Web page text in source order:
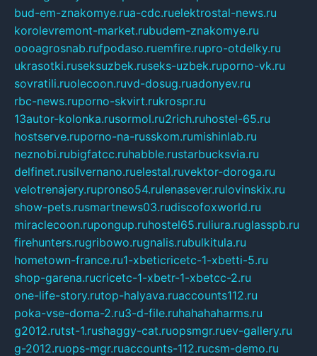
bud-em-znakomye.rua-cdc.ruelektrostal-news.ru
korolevremont-market.rubudem-znakomye.ru
oooagrosnab.rufpodaso.ruemfire.rupro-otdelky.ru
ukrasotki.ruseksuzbek.ruseks-uzbek.ruporno-vk.ru
sovratili.ruolecoon.ruvd-dosug.ruadonyev.ru
rbc-news.ruporno-skvirt.rukrospr.ru
13autor-kolonka.rusormol.ru2rich.ruhostel-65.ru
hostserve.ruporno-na-russkom.rumishinlab.ru
neznobi.rubigfatcc.ruhabble.rustarbucksvia.ru
delfinet.rusilvernano.ruelestal.ruvektor-doroga.ru
velotrenajery.rupronso54.rulenasever.rulovinskix.ru
show-pets.rusmartnews03.rudiscofoxworld.ru
miraclecoon.rupongup.ruhostel65.ruliura.ruglasspb.ru
firehunters.rugribowo.rugnalis.rubulkitula.ru
hometown-france.ru1-xbeticricetc-1-xbetti-5.ru
shop-garena.rucricetc-1-xbetr-1-xbetcc-2.ru
one-life-story.rutop-halyava.ruaccounts112.ru
poka-vse-doma-2.ru3-d-file.ruhahahaharms.ru
g2012.rutst-1.rushaggy-cat.ruopsmgr.ruev-gallery.ru
g-2012.ruops-mgr.ruaccounts-112.rucsm-demo.ru